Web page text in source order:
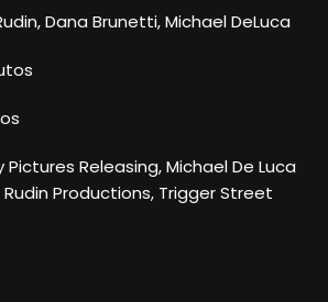
Dana Brunetti, Michael DeLuca
Pictures Releasing, Michael De Luca
Productions, Trigger Street